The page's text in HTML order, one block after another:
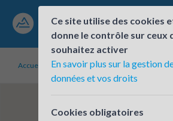
Accueil Établissements inscrits Initiative
Ce site utilise des cookies
donne le contrôle sur ceux
souhaitez activer
En savoir plus sur la gestion
données et vos droits
Cookies obligatoires